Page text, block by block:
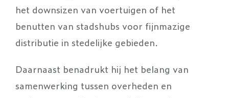
het downsizen van voertuigen of het
benutten van stadshubs voor fijnmazige
distributie in stedelijke gebieden.
Daarnaast benadrukt hij het belang van
samenwerking tussen overheden en